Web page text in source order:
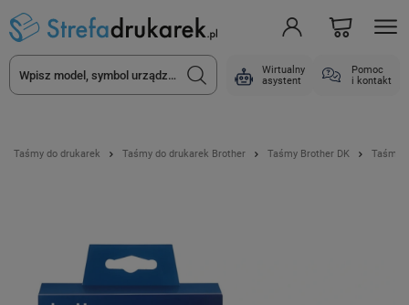
Wirtualny
asystent
Pomoc
i kontakt
Taśmy do drukarek Taśmy do drukarek Brother Taśmy Brother DK Taśma